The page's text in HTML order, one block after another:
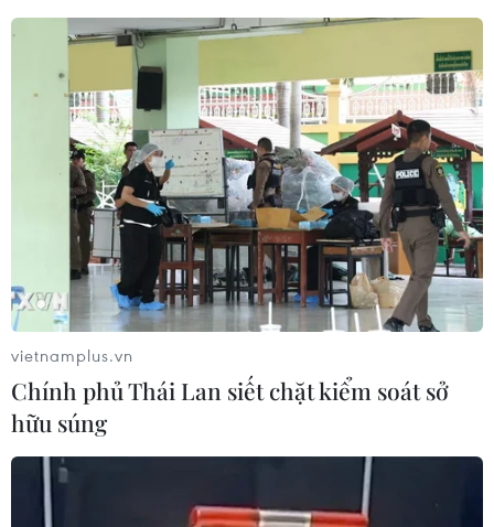
vietnamplus.vn
Chính phủ Thái Lan siết chặt kiểm soát sở
hữu súng